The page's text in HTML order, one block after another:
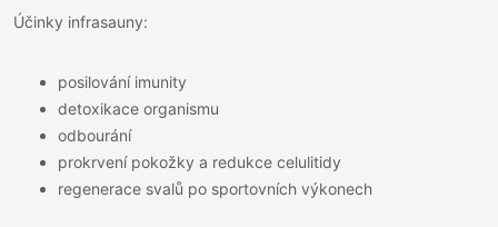
Účinky infrasauny:
posilování imunity
detoxikace organismu
odbourání
prokrvení pokožky a redukce celulitidy
regenerace svalů po sportovních výkonech